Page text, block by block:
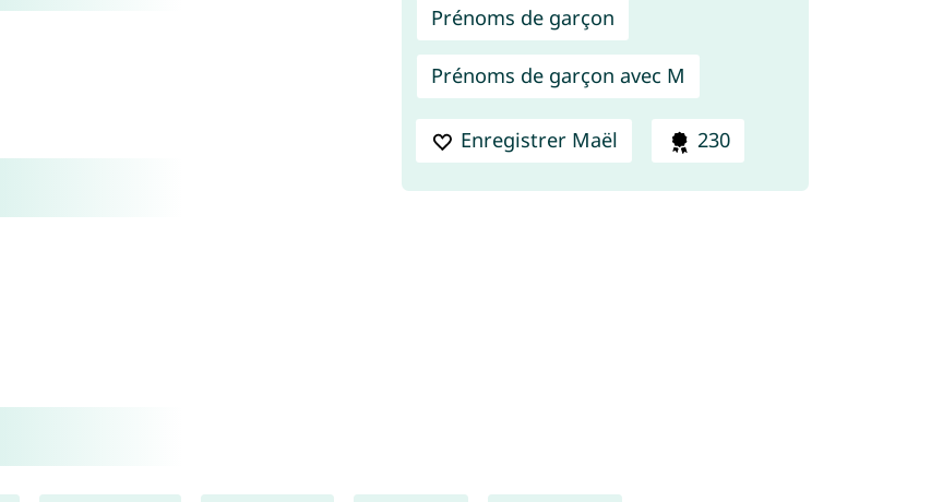
Prénoms de garçon
Prénoms de garçon avec M
Enregistrer Maël 230